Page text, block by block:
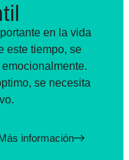
en la vida
este tiempo, se
se necesita
información